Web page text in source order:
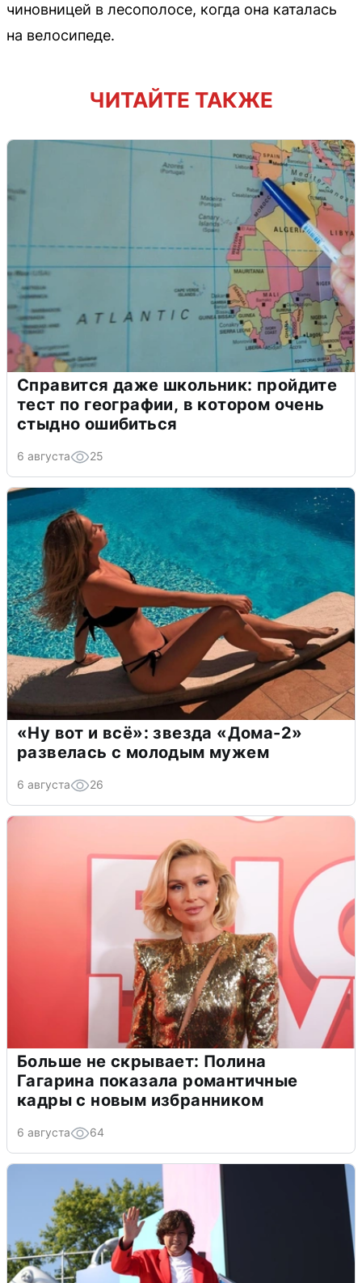
чиновницей в лесополосе, когда она каталась
на велосипеде.
ЧИТАЙТЕ ТАКЖЕ
Справится даже школьник: пройдите
тест по географии, в котором очень
стыдно ошибиться
6 августа 25
«Ну вот и всё»: звезда «Дома-2»
развелась с молодым мужем
6 августа 26
Больше не скрывает: Полина
Гагарина показала романтичные
кадры с новым избранником
6 августа 64